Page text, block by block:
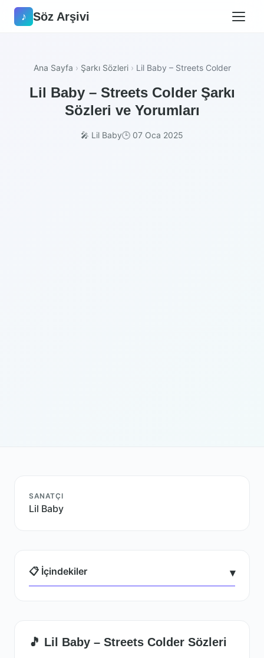
♪ Söz Arşivi
Ana Sayfa › Şarkı Sözleri › Lil Baby – Streets Colder
Lil Baby – Streets Colder Şarkı
Sözleri ve Yorumları
🎤 Lil Baby🕒 07 Oca 2025
SANATÇI
Lil Baby
📋 İçindekiler ▾
🎵 Lil Baby – Streets Colder Sözleri